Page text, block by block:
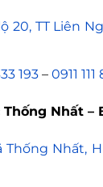
20, TT Liên
193– 0911 111
Nhất –
Thống Nhất,